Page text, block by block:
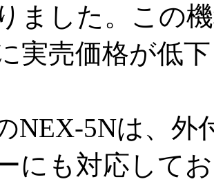
ました。この
実売価格が低
NEX-5Nは、外
にも対応して